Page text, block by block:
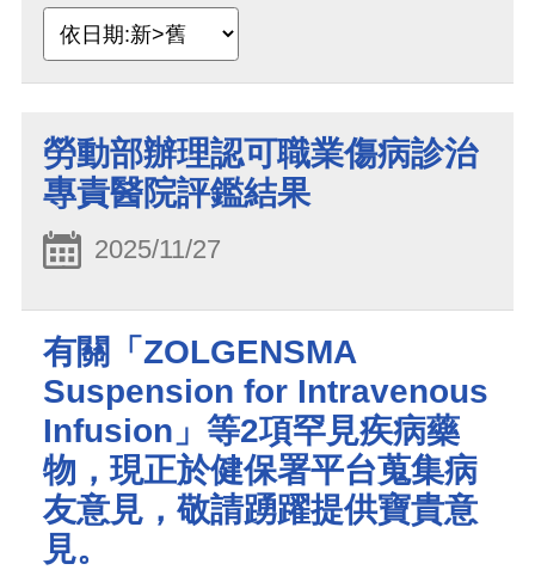
勞動部辦理認可職業傷病診治
專責醫院評鑑結果
2025/11/27
有關「ZOLGENSMA
Suspension for Intravenous
Infusion」等2項罕見疾病藥
物，現正於健保署平台蒐集病
友意見，敬請踴躍提供寶貴意
見。